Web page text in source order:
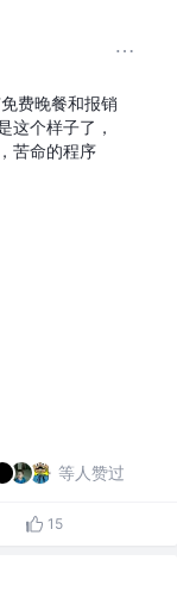
费晚餐和报销
这个样子了，
苦命的程序
等人赞过
15